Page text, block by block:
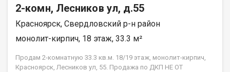
2-комн, Лесников ул, д.55
Красноярск, Свердловский р-н район
монолит-кирпич, 18 этаж, 33.3 м²
Продам 2-комнатную 33.3 кв.м. 18/19 этаж, монолит-кирпич,
Красноярск, Лесников ул, 55. Продажа по ДКП НЕ ОТ